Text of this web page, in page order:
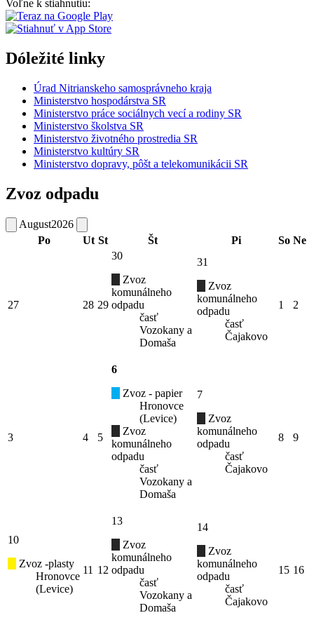
Voľne k stiahnutiu:
Dóležité linky
Úrad Nitrianskeho samosprávneho kraja
Ministerstvo hospodárstva SR
Ministerstvo práce sociálnych vecí a rodiny SR
Ministerstvo školstva SR
Ministerstvo životného prostredia SR
Ministerstvo kultúry SR
Ministerstvo dopravy, pôšt a telekomunikácii SR
Zvoz odpadu
August2026
Po
Ut St Št Pi So Ne
27 28 29
30
Zvoz
komunálneho
odpadu
časť
Vozokany a
Domaša
31
Zvoz
komunálneho
odpadu
časť
Čajakovo
1 2
3 4 5
6
Zvoz - papier
Hronovce
(Levice)
Zvoz
komunálneho
odpadu
časť
Vozokany a
Domaša
7
Zvoz
komunálneho
odpadu
časť
Čajakovo
8 9
10
Zvoz -plasty
Hronovce
(Levice)
11 12
13
Zvoz
komunálneho
odpadu
časť
Vozokany a
Domaša
14
Zvoz
komunálneho
odpadu
časť
Čajakovo
15 16